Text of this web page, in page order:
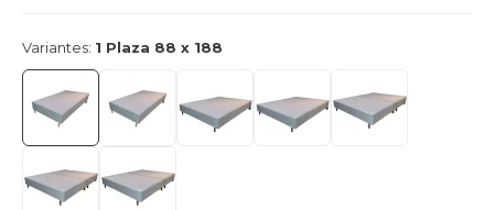
Variantes: 1 Plaza 88 x 188